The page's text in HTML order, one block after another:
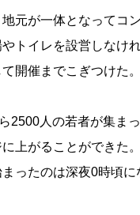
元が一体となってコ
トイレを設営しなけ
開催までこぎつけた。
2500人の若者が集ま
上がることができた
ったのは深夜0時頃に